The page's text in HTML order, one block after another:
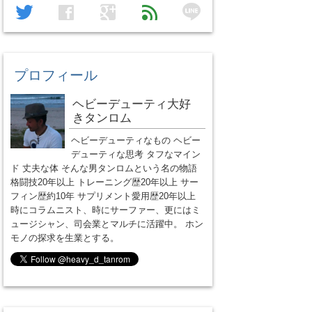
twitter facebook google feed line
プロフィール
ヘビーデューティ大好
きタンロム
ヘビーデューティなもの ヘビー
デューティな思考 タフなマイン
ド 丈夫な体 そんな男タンロムという名の物語
格闘技20年以上 トレーニング歴20年以上 サー
フィン歴約10年 サプリメント愛用歴20年以上
時にコラムニスト、時にサーファー、更にはミ
ュージシャン、司会業とマルチに活躍中。 ホン
モノの探求を生業とする。